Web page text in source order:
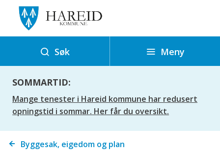
r
i
k
o
m
Søk Meny
SOMMARTID:
Mange tenester i Hareid kommune har redusert
opningstid i sommar. Her får du oversikt.
Du Byggesak, eigedom og plan